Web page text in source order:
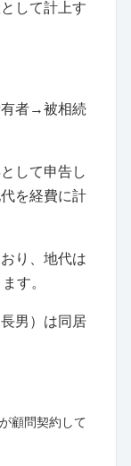
して計上す
有者→被相続
して申告し
を経費に計
り、地代は
す。
男）は同居
顧問契約して